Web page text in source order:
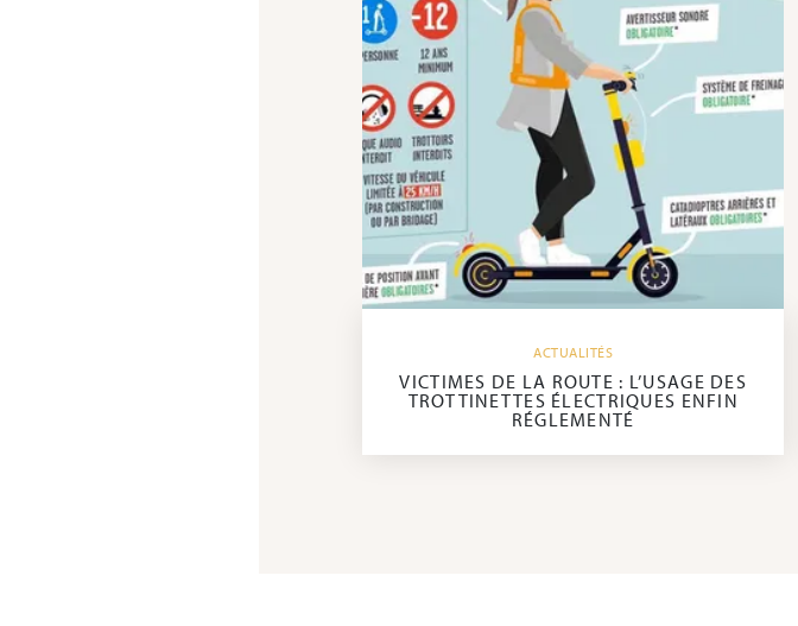
ACTUALITÉS
VICTIMES DE LA ROUTE : L’USAGE DES
TROTTINETTES ÉLECTRIQUES ENFIN
RÉGLEMENTÉ